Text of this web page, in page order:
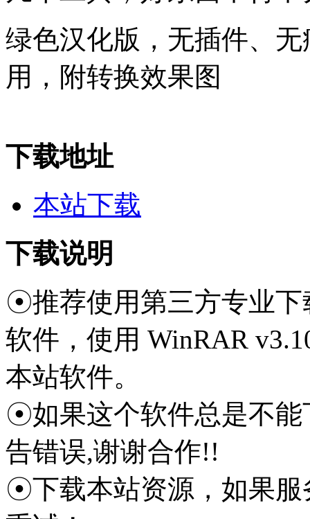
绿色汉化版，无插件、
用，附转换效果图
下载地址
本站下载
下载说明
☉推荐使用第三方专业下
软件，使用 WinRAR
本站软件。
☉如果这个软件总是不能
告错误,谢谢合作!!
☉下载本站资源，如果服